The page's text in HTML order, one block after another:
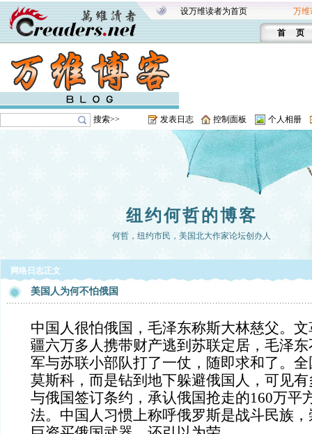
设万维读者为首页 万维
首 页
搜索>> 发表日志 控制面板 个人相册
纽约何哲的博客
何哲，纽约市民，美国北大作家论坛创办人
网络日志正文
美国人为何不怕俄国
中国人很怕俄国，毛泽东称斯大林慈父。
疆六万多人携带财产逃到苏联定居，毛泽
军与苏联小部队打了一仗，随即求和了。
莫斯科，而是钻到地下躲避俄国人，可见
与俄国签订条约，承认俄国抢走的160万平
法。中国人习惯上称呼俄罗斯是战斗民族